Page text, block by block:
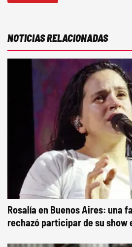
NOTICIAS RELACIONADAS
Rosalía en Buenos Aires: una
rechazó participar de su show